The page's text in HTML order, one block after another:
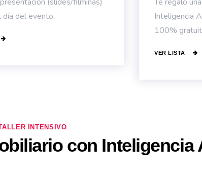
día del evento.
Inteligencia
100%
VER LISTA
INTENSIVO
con Inteligencia